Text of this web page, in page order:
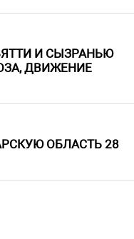
И СЫЗРАНЬЮ
ДВИЖЕНИЕ
ОБЛАСТЬ 28